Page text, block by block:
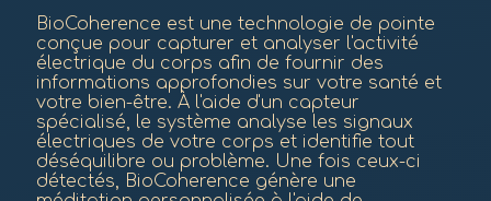
BioCoherence est une technologie de pointe
conçue pour capturer et analyser l'activité
électrique du corps afin de fournir des
informations approfondies sur votre santé et
votre bien-être. À l'aide d'un capteur
spécialisé, le système analyse les signaux
électriques de votre corps et identifie tout
déséquilibre ou problème. Une fois ceux-ci
détectés, BioCoherence génère une